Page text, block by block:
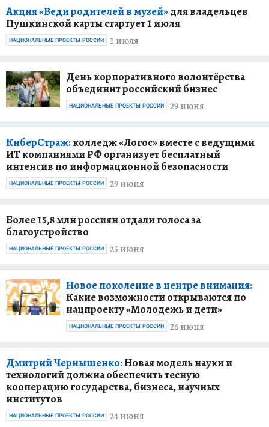
Акция «Веди родителей в музей»для владельцев
Пушкинской карты стартует 1 июля
1 июля
НАЦИОНАЛЬНЫЕ ПРОЕКТЫ РОССИИ
День корпоративного волонтёрства
объединит российский бизнес
29 июня
НАЦИОНАЛЬНЫЕ ПРОЕКТЫ РОССИИ
КиберСтраж:колледж «Логос» вместе с ведущими
ИТ компаниями РФ организует бесплатный
интенсив по информационной безопасности
29 июня
НАЦИОНАЛЬНЫЕ ПРОЕКТЫ РОССИИ
Более 15,8 млн россиян отдали голоса за
благоустройство
25 июня
НАЦИОНАЛЬНЫЕ ПРОЕКТЫ РОССИИ
Новое поколение в центре внимания:
Какие возможности открываются по
нацпроекту «Молодежь и дети»
26 июня
НАЦИОНАЛЬНЫЕ ПРОЕКТЫ РОССИИ
Дмитрий Чернышенко:Новая модель науки и
технологий должна обеспечить тесную
кооперацию государства, бизнеса, научных
институтов
24 июня
НАЦИОНАЛЬНЫЕ ПРОЕКТЫ РОССИИ